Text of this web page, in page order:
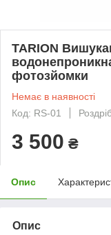
TARION
фотозйомки
Немає в наявності
Код: RS-01
3 500 ₴
Опис
Опис